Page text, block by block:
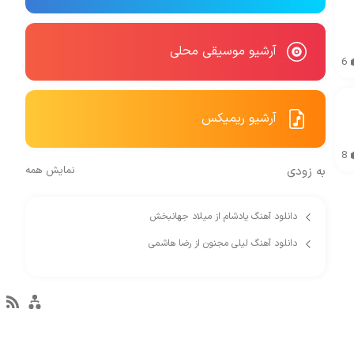
6
8
آرشیو موسیقی محلی
آرشیو ریمیکس
به زودی نمایش همه
دانلود آهنگ یادشام از میلاد جهانبخش
دانلود آهنگ لیلی مجنون از رضا هاشمی